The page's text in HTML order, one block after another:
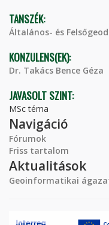
TANSZÉK:
Általános- és
KONZULENS(EK):
Dr. Takács Bence Géza
JAVASOLT SZINT:
MSc téma
Navigáció
Fórumok
Friss tartalom
Aktualitások
Geoinformatikai